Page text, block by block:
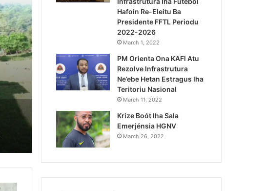
Governu Promete Tau
Minerais no Setór
Hafoin Re-Eleitu Ba
Presidente FFTL Periodu
2022-2026
March 1, 2022
PM Orienta Ona KAFI Atu
Rezolve Infrastrutura
Ne’ebe Hetan Estragus Iha
Teritoriu Nasional
March 11, 2022
Krize Boót Iha Sala
Emerjénsia HGNV
March 26, 2022